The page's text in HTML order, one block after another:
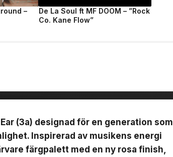
–
De La Soul ft MF DOOM – ”Rock
Co. Kane Flow”
(3a) designad för en generation som
Inspirerad av musikens energi
färgpalett med en ny rosa finish,